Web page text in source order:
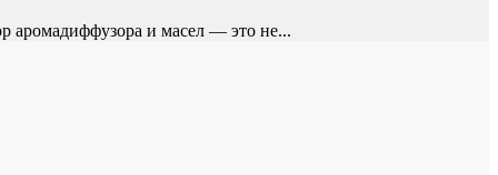
аромадиффузора и масел — это не...